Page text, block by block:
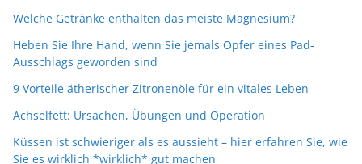
Welche Getränke enthalten das meiste Magnesium?
Heben Sie Ihre Hand, wenn Sie jemals Opfer eines Pad-
Ausschlags geworden sind
9 Vorteile ätherischer Zitronenöle für ein vitales Leben
Achselfett: Ursachen, Übungen und Operation
Küssen ist schwieriger als es aussieht – hier erfahren Sie, wie
Sie es wirklich *wirklich* gut machen